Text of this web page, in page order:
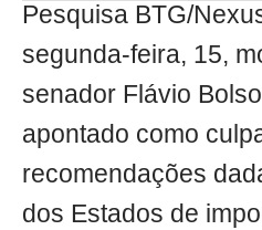
Pesquisa BTG/
segunda-feira, 15,
senador Flávio
apontado como
recomendações
dos Estados de